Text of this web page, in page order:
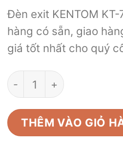
Đèn exit KENTOM KT-
hàng có sẵn, giao
giá tốt nhất cho quý
Đèn exit KENTOM KT-
THÊM VÀO GIỎ